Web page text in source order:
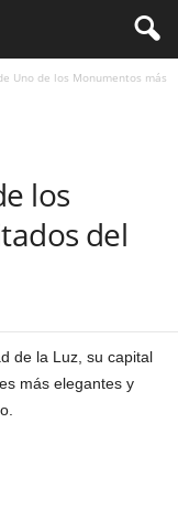
Uno de los Monumentos más
los
del
de la Luz, su capital
más elegantes y